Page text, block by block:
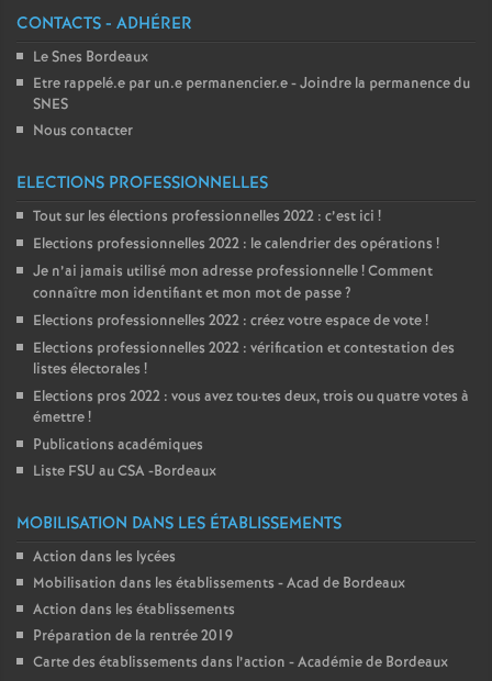
CONTACTS - ADHÉRER
Le Snes Bordeaux
Etre rappelé.e par un.e permanencier.e - Joindre la permanence du
SNES
Nous contacter
ELECTIONS PROFESSIONNELLES
Tout sur les élections professionnelles 2022 : c’est ici !
Elections professionnelles 2022 : le calendrier des opérations !
Je n’ai jamais utilisé mon adresse professionnelle! Comment
connaître mon identifiant et mon mot de passe?
Elections professionnelles 2022 : créez votre espace de vote!
Elections professionnelles 2022 : vérification et contestation des
listes électorales !
Elections pros 2022 : vous avez tou·tes deux, trois ou quatre votes à
émettre!
Publications académiques
Liste FSU au CSA -Bordeaux
MOBILISATION DANS LES ÉTABLISSEMENTS
Action dans les lycées
Mobilisation dans les établissements - Acad de Bordeaux
Action dans les établissements
Préparation de la rentrée 2019
Carte des établissements dans l’action - Académie de Bordeaux